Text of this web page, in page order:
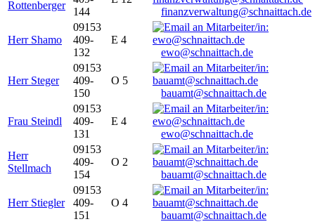
Rottenberger
144
finanzverwaltung@schnaittach.de
Herr Shamo
09153
409-
132
E 4
ewo@schnaittach.de
Herr Steger
09153
409-
150
O 5
bauamt@schnaittach.de
Frau Steindl
09153
409-
131
E 4
ewo@schnaittach.de
Herr
Stellmach
09153
409-
154
O 2
bauamt@schnaittach.de
Herr Stiegler
09153
409-
151
O 4
bauamt@schnaittach.de